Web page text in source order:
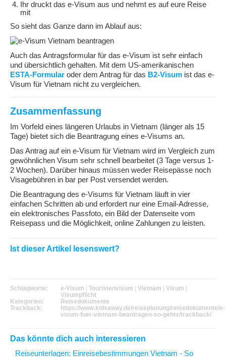
Ihr druckt das e-Visum aus und nehmt es auf eure Reise
mit
So sieht das Ganze dann im Ablauf aus:
Auch das Antragsformular für das e-Visum ist sehr einfach
und übersichtlich gehalten. Mit dem US-amerikanischen
ESTA-Formular oder dem Antrag für das B2-Visum ist das e-
Visum für Vietnam nicht zu vergleichen.
Zusammenfassung
Im Vorfeld eines längeren Urlaubs in Vietnam (länger als 15
Tage) bietet sich die Beantragung eines e-Visums an.
Das Antrag auf ein e-Visum für Vietnam wird im Vergleich zum
gewöhnlichen Visum sehr schnell bearbeitet (3 Tage versus 1-
2 Wochen). Darüber hinaus müssen weder Reisepässe noch
Visagebühren in bar per Post versendet werden.
Die Beantragung des e-Visums für Vietnam läuft in vier
einfachen Schritten ab und erfordert nur eine Email-Adresse,
ein elektronisches Passfoto, ein Bild der Datenseite vom
Reisepass und die Möglichkeit, online Zahlungen zu leisten.
Ist dieser Artikel lesenswert?
Schlagworte: e-Visum | Touristenvisum | Vietnam | Visum |
Visumpflicht
Kategorien:
Reisedokumente
Trackback:
https://www.kidsaway.de/reiseplanung/reisedokumente/e-
visum-fuer-vietnam-beantragen-so-gehts/trackback/
Das könnte dich auch interessieren
Reiseunterlagen: Einreisebestimmungen Vietnam - So